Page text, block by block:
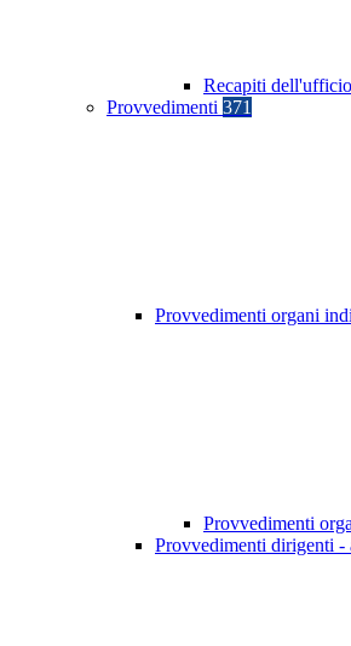
Recapiti
Provvedimenti 371
Provvedimenti organi
Provvedimenti
Provvedimenti dirigenti -